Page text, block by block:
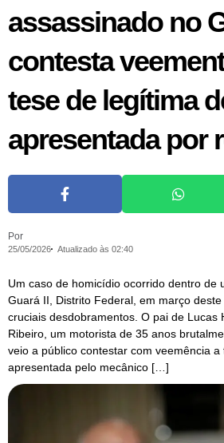
assassinado no
contesta
tese de legítima
apresentada por
Por
25/05/2026 Atualizado às 02:40
Um caso de homicídio ocorrido dentro de
Guará II, Distrito Federal, em março
cruciais desdobramentos. O pai de Lucas
Ribeiro, um motorista de 35 anos
veio a público contestar com veemência
apresentada pelo mecânico […]